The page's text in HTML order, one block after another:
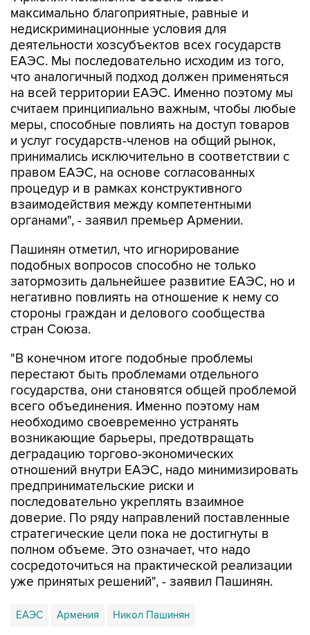
максимально благоприятные, равные и
недискриминационные условия для
деятельности хозсубъектов всех государств
ЕАЭС. Мы последовательно исходим из того,
что аналогичный подход должен применяться
на всей территории ЕАЭС. Именно поэтому мы
считаем принципиально важным, чтобы любые
меры, способные повлиять на доступ товаров
и услуг государств-членов на общий рынок,
принимались исключительно в соответствии с
правом ЕАЭС, на основе согласованных
процедур и в рамках конструктивного
взаимодействия между компетентными
органами", - заявил премьер Армении.
Пашинян отметил, что игнорирование
подобных вопросов способно не только
затормозить дальнейшее развитие ЕАЭС, но и
негативно повлиять на отношение к нему со
стороны граждан и делового сообщества
стран Союза.
"В конечном итоге подобные проблемы
перестают быть проблемами отдельного
государства, они становятся общей проблемой
всего объединения. Именно поэтому нам
необходимо своевременно устранять
возникающие барьеры, предотвращать
деградацию торгово-экономических
отношений внутри ЕАЭС, надо минимизировать
предпринимательские риски и
последовательно укреплять взаимное
доверие. По ряду направлений поставленные
стратегические цели пока не достигнуты в
полном объеме. Это означает, что надо
сосредоточиться на практической реализации
уже принятых решений", - заявил Пашинян.
ЕАЭС Армения Никол Пашинян